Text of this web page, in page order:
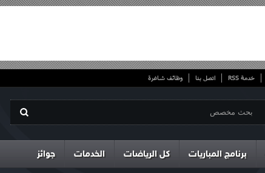
خدمة RSS اتصل بنا وظائف شاغرة
برنامج المباريات كل الرياضات الخدمات جوائز